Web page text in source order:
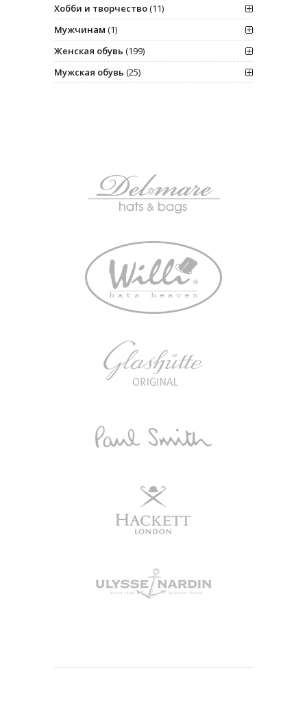
Хобби и творчество(11)
Мужчинам (1)
Женская обувь (199)
Мужская обувь (25)